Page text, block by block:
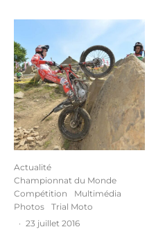
Actualité
Championnat du Monde
Compétition
Multimédia
Photos
Trial Moto
· 23 juillet 2016